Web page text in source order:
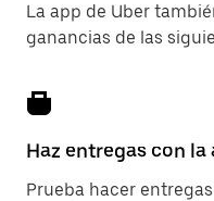
La app de Uber
ganancias de las
Haz entregas con la
Prueba hacer